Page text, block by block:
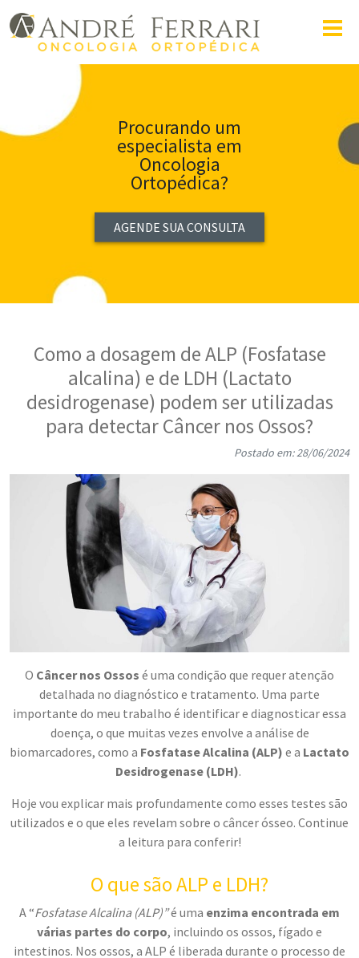
Procurando um
especialista em
Oncologia
Ortopédica?
AGENDE SUA CONSULTA
Como a dosagem de ALP (Fosfatase
alcalina) e de LDH (Lactato
desidrogenase) podem ser utilizadas
para detectar Câncer nos Ossos?
Postado em: 28/06/2024
O Câncer nos Ossos é uma condição que requer atenção
detalhada no diagnóstico e tratamento. Uma parte
importante do meu trabalho é identificar e diagnosticar essa
doença, o que muitas vezes envolve a análise de
biomarcadores, como a Fosfatase Alcalina (ALP) e a Lactato
Desidrogenase (LDH).
Hoje vou explicar mais profundamente como esses testes são
utilizados e o que eles revelam sobre o câncer ósseo. Continue
a leitura para conferir!
O que são ALP e LDH?
A “Fosfatase Alcalina (ALP)”é uma enzima encontrada em
várias partes do corpo, incluindo os ossos, fígado e
intestinos. Nos ossos, a ALP é liberada durante o processo de